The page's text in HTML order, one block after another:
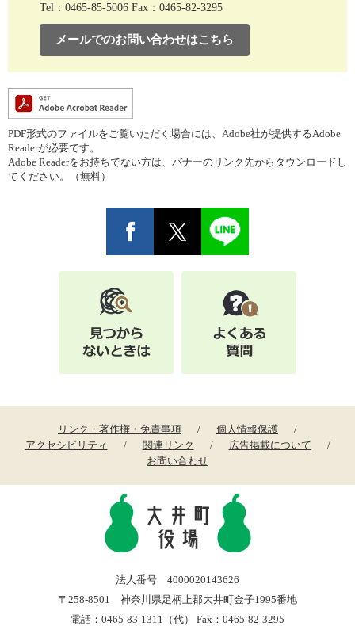
Tel：0465-85-5006 Fax：0465-82-3295
メールでのお問い合わせはこちら
PDF形式のファイルをご覧いただく場合には、Adobe社が提供するAdobe
Readerが必要です。
Adobe Readerをお持ちでない方は、バナーのリンク先からダウンロードし
てください。（無料）
リンク・著作権・免責事項
個人情報保護
アクセシビリティ
関連リンク
広告掲載について
お問い合わせ
法人番号 4000020143626
〒258-8501 神奈川県足柄上郡大井町金子1995番地
電話：0465-83-1311（代） Fax：0465-82-3295